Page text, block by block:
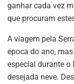
ganhar cada vez
que procuram
A viagem pela
época do ano,
especial durante o
desejada neve.